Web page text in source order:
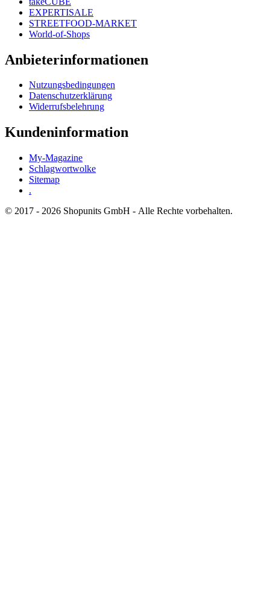
EXPERTISALE
STREETFOOD-MARKET
World-of-Shops
Anbieterinformationen
Nutzungsbedingungen
Datenschutzerklärung
Widerrufsbelehrung
Kundeninformation
My-Magazine
Schlagwortwolke
Sitemap
.
© 2017 - 2026 Shopunits GmbH - Alle Rechte vorbehalten.